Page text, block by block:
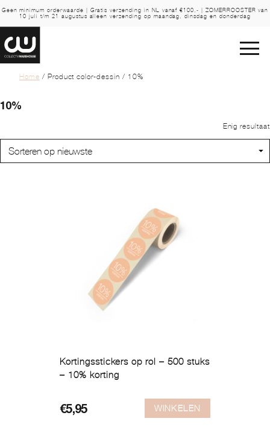
Geen minimum orderwaarde | Gratis verzending in NL vanaf €100,- | ZOMERROOSTER van
10 juli t/m 21 augustus alleen verzending op maandag, dinsdag en donderdag
Home / Product color-dessin / 10%
10%
Enig resultaat
Kortingsstickers op rol – 500 stuks
– 10% korting
€5,95 WINKELEN